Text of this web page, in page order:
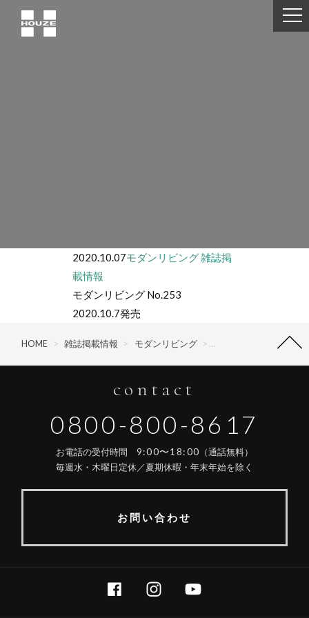
2020.10.07モダンリビング雑誌掲
載情報
モダンリビング No.253
2020.10.7発売
HOME > 雑誌掲載情報 > モダンリビング > モダンリビング No.253
contact
0800-800-8617
お電話の受付時間 9:00〜18:00 （通話無料）
毎週水・木曜日定休／夏期休暇・年末年始を除く
お問い合わせ
FACEBOOKINSTAGRAM